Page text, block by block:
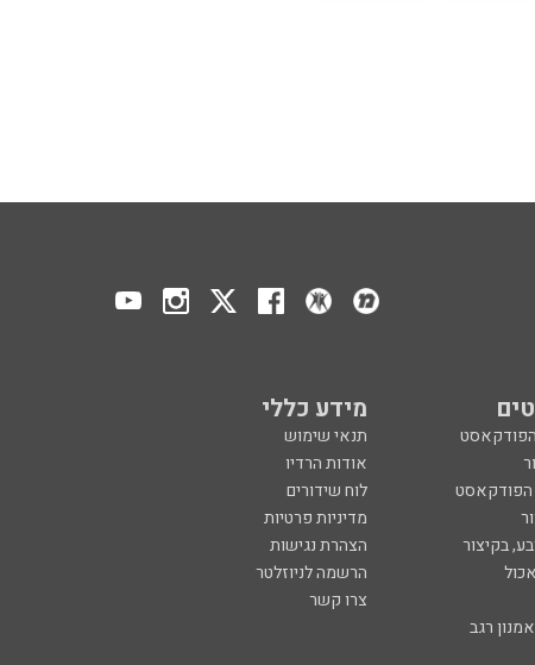
מידע כללי
תנאי שימוש
אודות הרדיו
הפודקאסט
לוח שידורים
מדיניות פרטיות
בקיצור
הצהרת נגישות
הרשמה לניוזלטר
צרו קשר
רגב